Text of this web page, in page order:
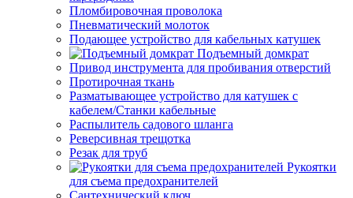
Пломбировочная проволока
Пневматический молоток
Подающее устройство для кабельных катушек
Подъемный домкрат
Привод инструмента для пробивания отверстий
Протирочная ткань
Разматывающее устройство для катушек с
кабелем/Станки кабельные
Распылитель садового шланга
Реверсивная трещотка
Резак для труб
Рукоятки
для съема предохранителей
Сантехнический ключ